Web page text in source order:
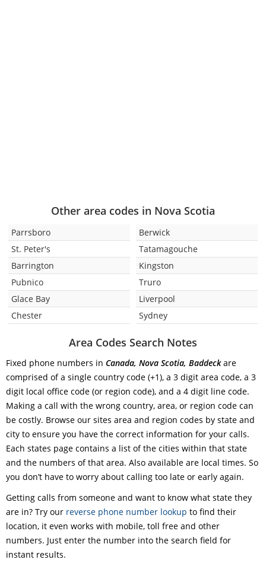
Other area codes in Nova Scotia
Parrsboro
St. Peter's
Barrington
Pubnico
Glace Bay
Chester
Berwick
Tatamagouche
Kingston
Truro
Liverpool
Sydney
Area Codes Search Notes
Fixed phone numbers in Canada, Nova Scotia, Baddeckare
comprised of a single country code (+1), a 3 digit area code, a 3
digit local office code (or region code), and a 4 digit line code.
Making a call with the wrong country, area, or region code can
be costly. Browse our sites area and region codes by state and
city to ensure you have the correct information for your calls.
Each states page contains a list of the cities within that state
and the numbers of that area. Also available are local times. So
you don’t have to worry about calling too late or early again.
Getting calls from someone and want to know what state they
are in? Try our reverse phone number lookup to find their
location, it even works with mobile, toll free and other
numbers. Just enter the number into the search field for
instant results.